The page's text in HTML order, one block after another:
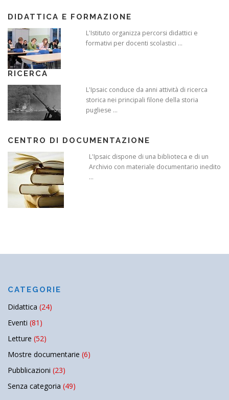
DIDATTICA E FORMAZIONE
L'Istituto organizza percorsi didattici e
formativi per docenti scolastici ...
RICERCA
L'Ipsaic conduce da anni attività di ricerca
storica nei principali filone della storia
pugliese ...
CENTRO DI DOCUMENTAZIONE
L'Ipsaic dispone di una biblioteca e di un
Archivio con materiale documentario inedito
...
CATEGORIE
Didattica (24)
Eventi (81)
Letture (52)
Mostre documentarie (6)
Pubblicazioni (23)
Senza categoria (49)